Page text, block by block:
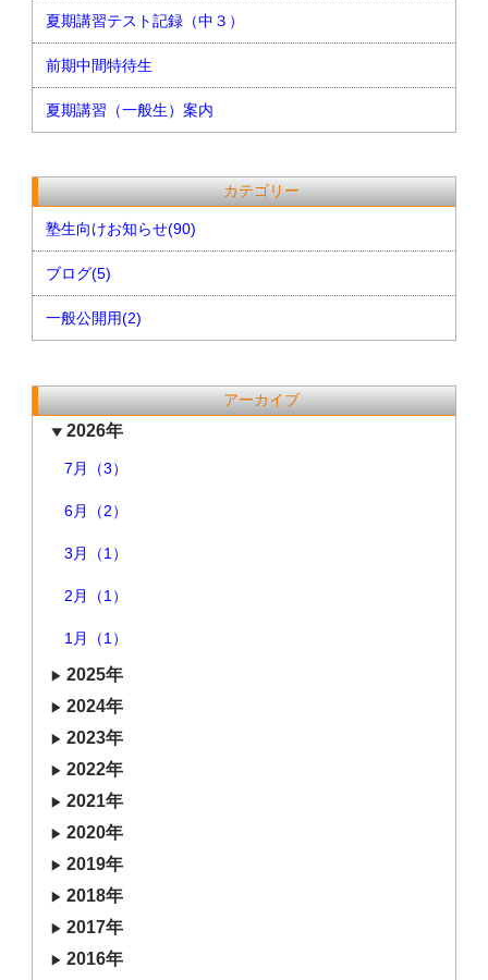
夏期講習テスト記録（中３）
前期中間特待生
夏期講習（一般生）案内
カテゴリー
塾生向けお知らせ(90)
ブログ(5)
一般公開用(2)
アーカイブ
2026年
7月（3）
6月（2）
3月（1）
2月（1）
1月（1）
2025年
2024年
2023年
2022年
2021年
2020年
2019年
2018年
2017年
2016年